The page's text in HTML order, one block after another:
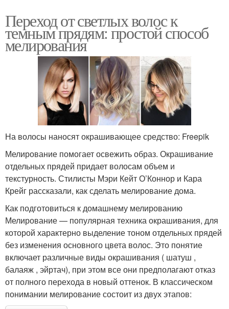
Мелирования для
коротких стрижек
мелирования
Волосы в домашних
условиях
Тёмный волос
Кондиционеры для
светлых волос
Мелировка на светлые
волосы
Мелирование для
светлых локонов
Русые волосы
Волос при обратной
мелировке
Советы для светлых
волос
Переход от светлых волос к
темным прядям: простой способ
мелирования
На волосы наносят окрашивающее средство: Freepik
Мелирование помогает освежить образ. Окрашивание
отдельных прядей придает волосам объем и
текстурность. Стилисты Мэри Кейт О’Коннор и Кара
Крейг рассказали, как сделать мелирование дома.
Как подготовиться к домашнему мелированию
Мелирование — популярная техника окрашивания, для
которой характерно выделение тоном отдельных прядей
без изменения основного цвета волос. Это понятие
включает различные виды окрашивания ( шатуш ,
балаяж , эйртач), при этом все они предполагают отказ
от полного перехода в новый оттенок. В классическом
понимании мелирование состоит из двух этапов: